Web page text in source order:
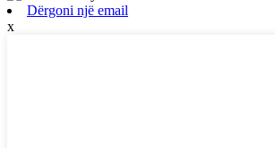
Dërgoni një email
x